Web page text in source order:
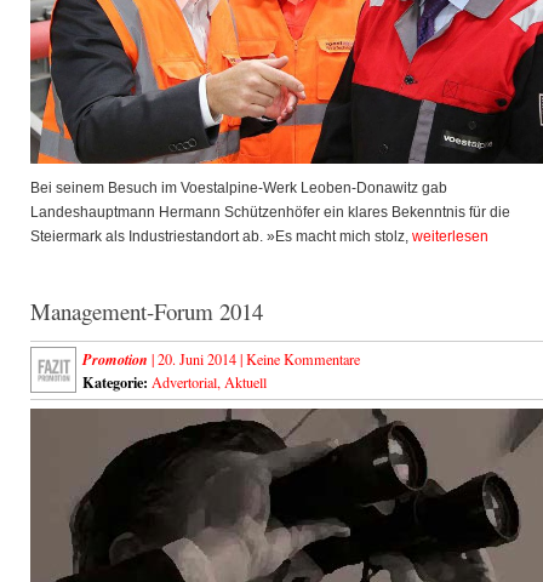
Bei seinem Besuch im Voestalpine-Werk Leoben-Donawitz gab
Landeshauptmann Hermann Schützenhöfer ein klares Bekenntnis für die
Steiermark als Industriestandort ab. »Es macht mich stolz, weiterlesen
Management-Forum 2014
Promotion | 20. Juni 2014 |Keine Kommentare
Kategorie: Advertorial, Aktuell